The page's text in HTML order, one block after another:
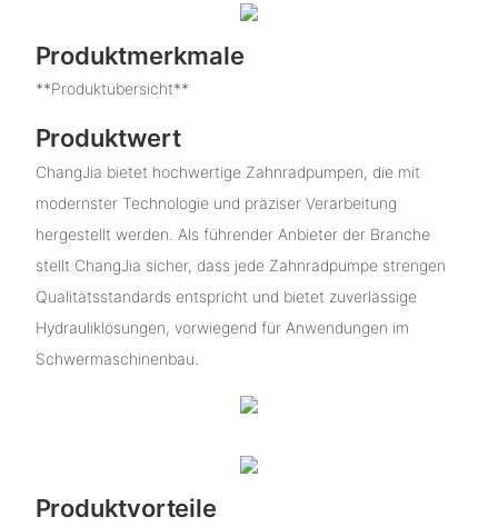
Produktmerkmale
**Produktübersicht**
Produktwert
ChangJia bietet hochwertige Zahnradpumpen, die mit
modernster Technologie und präziser Verarbeitung
hergestellt werden. Als führender Anbieter der Branche
stellt ChangJia sicher, dass jede Zahnradpumpe strengen
Qualitätsstandards entspricht und bietet zuverlässige
Hydrauliklösungen, vorwiegend für Anwendungen im
Schwermaschinenbau.
Produktvorteile